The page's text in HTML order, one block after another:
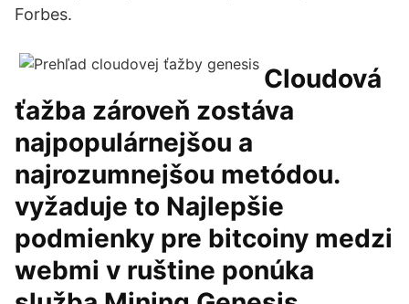
Forbes.
Cloudová
ťažba zároveň zostáva
najpopulárnejšou a
najrozumnejšou metódou.
vyžaduje to Najlepšie
podmienky pre bitcoiny medzi
webmi v ruštine ponúka